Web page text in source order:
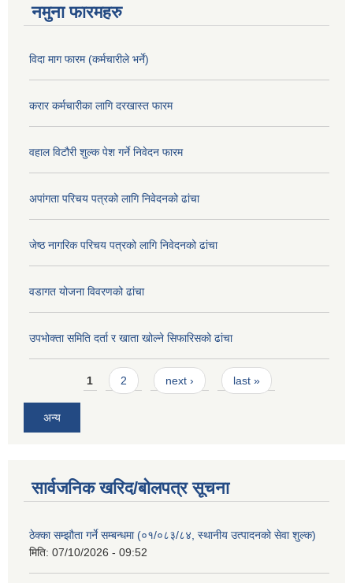
नमुना फारमहरु
विदा माग फारम (कर्मचारीले भर्ने)
करार कर्मचारीका लागि दरखास्त फारम
वहाल विटौरी शुल्क पेश गर्ने निवेदन फारम
अपांगता परिचय पत्रको लागि निवेदनको ढांचा
जेष्ठ नागरिक परिचय पत्रको लागि निवेदनको ढांचा
वडागत योजना विवरणको ढांचा
उपभोक्ता समिति दर्ता र खाता खोल्ने सिफारिसको ढांचा
Pages1 2 next › last »
अन्य
सार्वजनिक खरिद/बोलपत्र सूचना
ठेक्का सम्झौता गर्ने सम्बन्धमा (०१/०८३/८४, स्थानीय उत्पादनको सेवा शुल्क)
मिति: 07/10/2026 - 09:52